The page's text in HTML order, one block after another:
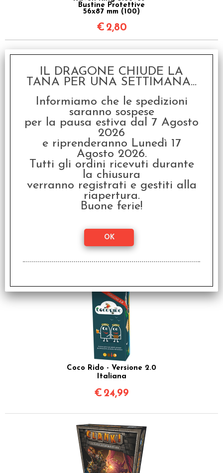
Bustine Protettive
56x87 mm (100)
€ 2,80
OFFERTA RAVEN PRIME
- Corridori in Fuga
€ 24,95
SCONTO 80%
€5,00
I clienti che hanno acquistato questo
prodotto, hanno scelto anche questi
articoli
Coco Rido - Versione 2.0
Italiana
€ 24,99
IL DRAGONE CHIUDE LA
TANA PER UNA SETTIMANA...
Informiamo che le spedizioni
saranno sospese
per la pausa estiva dal 7 Agosto
2026
e riprenderanno Lunedì 17
Agosto 2026.
Tutti gli ordini ricevuti durante
la chiusura
verranno registrati e gestiti alla
riapertura.
Buone ferie!